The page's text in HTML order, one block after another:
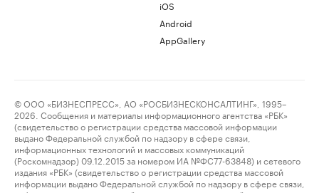
iOS
Android
AppGallery
© ООО «БИЗНЕСПРЕСС», АО «РОСБИЗНЕСКОНСАЛТИНГ», 1995–
2026. Сообщения и материалы информационного агентства «РБК»
(свидетельство о регистрации средства массовой информации
выдано Федеральной службой по надзору в сфере связи,
информационных технологий и массовых коммуникаций
(Роскомнадзор) 09.12.2015 за номером ИА №ФС77-63848) и сетевого
издания «РБК» (свидетельство о регистрации средства массовой
информации выдано Федеральной службой по надзору в сфере связи,